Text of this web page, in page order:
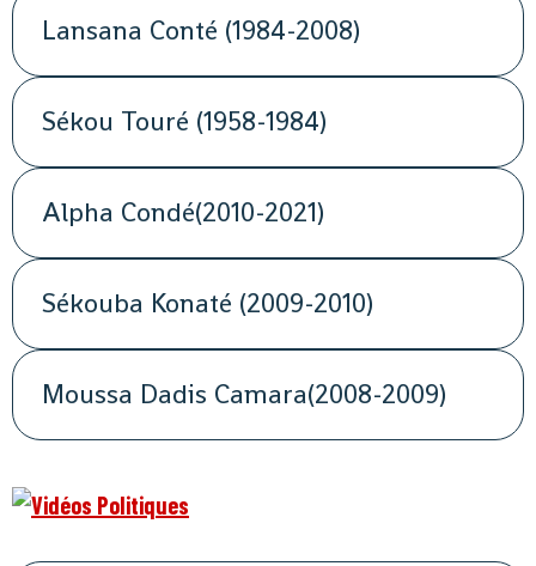
Lansana Conté (1984-2008)
Sékou Touré (1958-1984)
Alpha Condé(2010-2021)
Sékouba Konaté (2009-2010)
Moussa Dadis Camara(2008-2009)